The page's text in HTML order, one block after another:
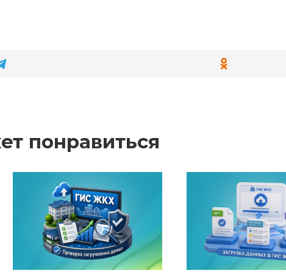
понравиться